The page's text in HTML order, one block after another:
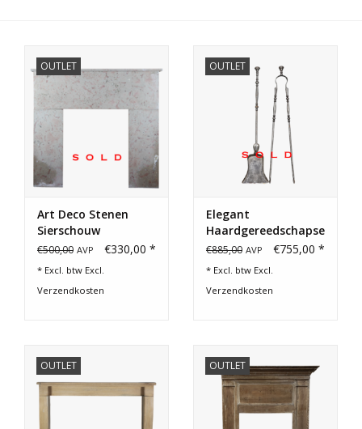
Tevreden Klanten
Antieke Marmers
AI-Ready Database
Login
Cadeau Bonnen
OUTLET
Art Deco Stenen
Sierschouw
€500,00 AVP €330,00 *
* Excl. btw Excl.
Verzendkosten
OUTLET
Elegant
€885,00 AVP €755,00 *
* Excl. btw Excl.
Verzendkosten
OUTLET OUTLET